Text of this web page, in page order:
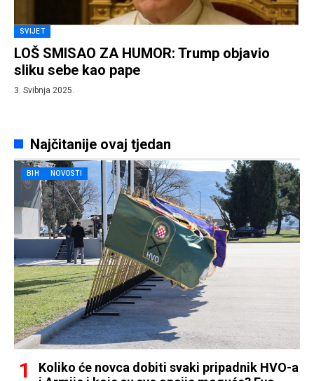
SVIJET
LOŠ SMISAO ZA HUMOR: Trump objavio
sliku sebe kao pape
3. Svibnja 2025.
Najčitanije ovaj tjedan
BIH NOVOSTI
Koliko će novca dobiti svaki pripadnik HVO-a